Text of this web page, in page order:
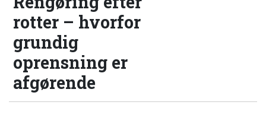
rotter – hvorfor
grundig
oprensning er
afgørende